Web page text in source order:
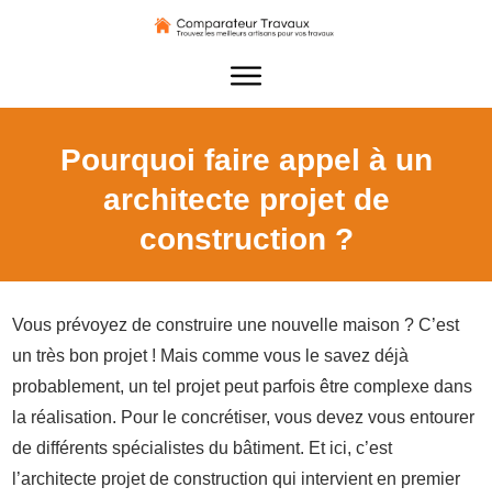
Pourquoi faire appel à un
architecte projet de
construction ?
Vous prévoyez de construire une nouvelle maison ? C’est
un très bon projet ! Mais comme vous le savez déjà
probablement, un tel projet peut parfois être complexe dans
la réalisation. Pour le concrétiser, vous devez vous entourer
de différents spécialistes du bâtiment. Et ici, c’est
l’architecte projet de construction qui intervient en premier